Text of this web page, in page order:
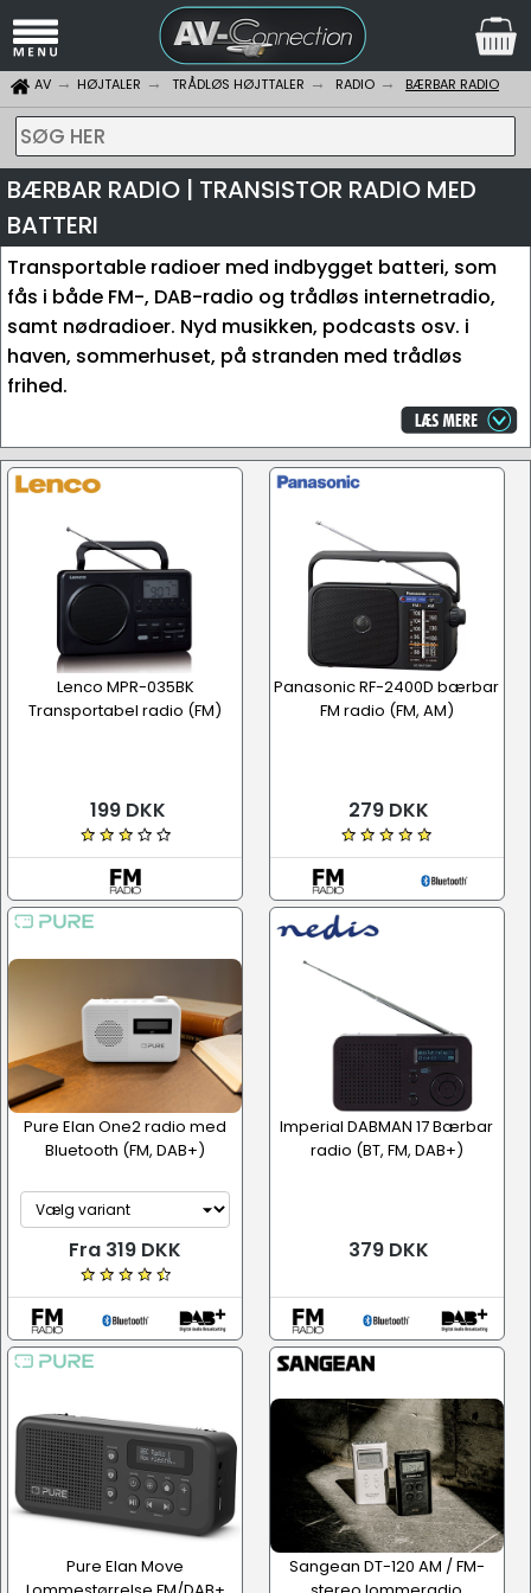
AV HØJTALER TRÅDLØS HØJTTALER RADIO BÆRBAR RADIO
SØG HER
BÆRBAR RADIO | TRANSISTOR RADIO MED
BATTERI
Transportable radioer med indbygget batteri, som
fås i både FM-, DAB-radio og trådløs internetradio,
samt nødradioer. Nyd musikken, podcasts osv. i
haven, sommerhuset, på stranden med trådløs
frihed.
Lenco MPR-035BK
Transportabel radio (FM)
199 DKK
Panasonic RF-2400D bærbar
FM radio (FM, AM)
279 DKK
Pure Elan One2 radio med
Bluetooth (FM, DAB+)
Fra 319 DKK
Imperial DABMAN 17 Bærbar
radio (BT, FM, DAB+)
379 DKK
Pure Elan Move
Sangean DT-120 AM / FM-